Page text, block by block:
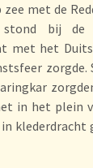
met de
stond bij de
met het
zorgde.
in het plein